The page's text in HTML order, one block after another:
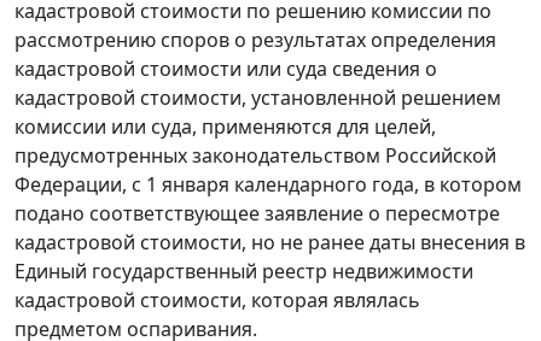
кадастровой стоимости по решению комиссии по
рассмотрению споров о результатах определения
кадастровой стоимости или суда сведения о
кадастровой стоимости, установленной решением
комиссии или суда, применяются для целей,
предусмотренных законодательством Российской
Федерации, с 1 января календарного года, в котором
подано соответствующее заявление о пересмотре
кадастровой стоимости, но не ранее даты внесения в
Единый государственный реестр недвижимости
кадастровой стоимости, которая являлась
предметом оспаривания.